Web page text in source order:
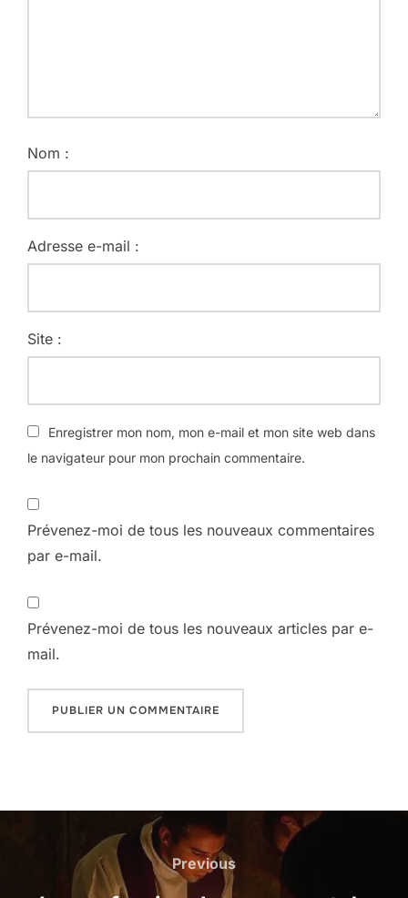
Nom :
Adresse e-mail :
Site :
Enregistrer mon nom, mon e-mail et mon site web dans
le navigateur pour mon prochain commentaire.
Prévenez-moi de tous les nouveaux commentaires
par e-mail.
Prévenez-moi de tous les nouveaux articles par e-
mail.
Navigation
Previous
Previous